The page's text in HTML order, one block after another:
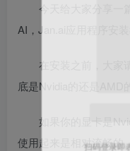
今天给大家分享一
AI，Jan.ai应用程序安装
在安装之前，大家
底是Nvidia的还是AMD
如果你的显卡是
使用起来是相对流畅的
请输入验证码